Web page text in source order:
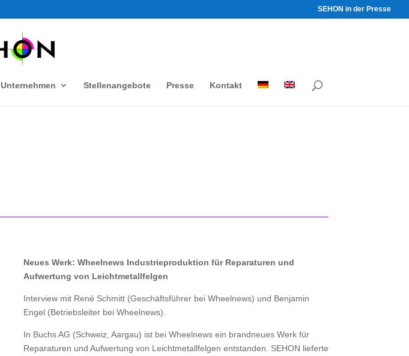
SEHON in der Presse
Unternehmen Stellenangebote Presse Kontakt
Neues Werk: Wheelnews Industrieproduktion für Reparaturen und
Aufwertung von Leichtmetallfelgen
Interview mit René Schmitt (Geschäftsführer bei Wheelnews) und Benjamin
Engel (Betriebsleiter bei Wheelnews).
In Buchs AG (Schweiz, Aargau) ist bei Wheelnews ein brandneues Werk für
Reparaturen und Aufwertung von Leichtmetallfelgen entstanden. SEHON lieferte